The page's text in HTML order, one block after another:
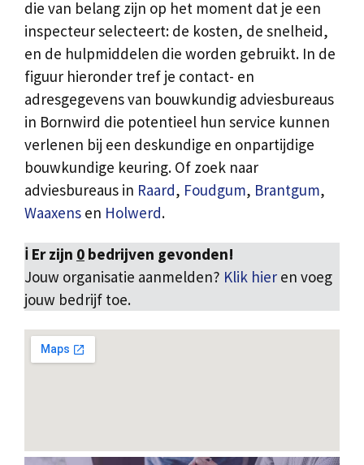
die van belang zijn op het moment dat je een
inspecteur selecteert: de kosten, de snelheid,
en de hulpmiddelen die worden gebruikt. In de
figuur hieronder tref je contact- en
adresgegevens van bouwkundig adviesbureaus
in Bornwird die potentieel hun service kunnen
verlenen bij een deskundige en onpartijdige
bouwkundige keuring. Of zoek naar
adviesbureaus in Raard, Foudgum, Brantgum,
Waaxens en Holwerd.
ℹ️ Er zijn 0 bedrijven gevonden!
Jouw organisatie aanmelden? Klik hier en voeg
jouw bedrijf toe.